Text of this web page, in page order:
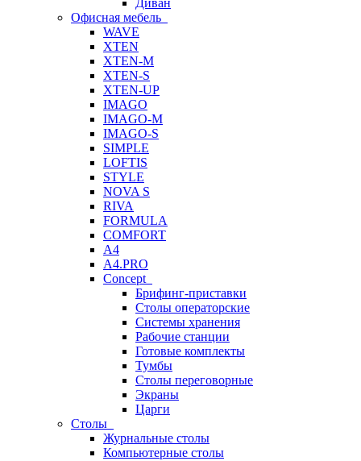
Диван
Офисная мебель
WAVE
XTEN
XTEN-M
XTEN-S
XTEN-UP
IMAGO
IMAGO-M
IMAGO-S
SIMPLE
LOFTIS
STYLE
NOVA S
RIVA
FORMULA
COMFORT
A4
A4.PRO
Concept
Брифинг-приставки
Столы операторские
Системы хранения
Рабочие станции
Готовые комплекты
Тумбы
Столы переговорные
Экраны
Царги
Столы
Журнальные столы
Компьютерные столы